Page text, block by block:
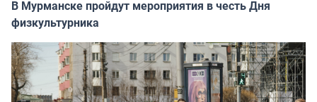
В Мурманске пройдут мероприятия в честь Дня
физкультурника